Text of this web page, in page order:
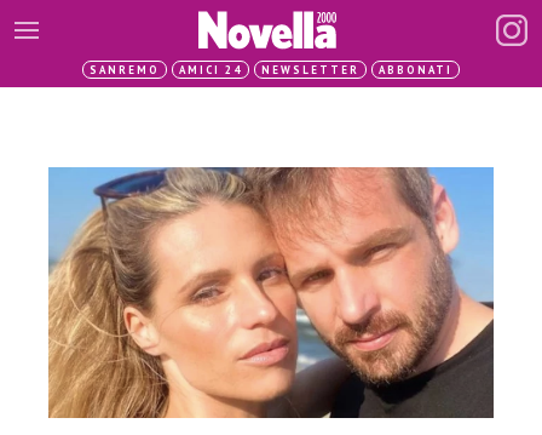
SANREMO AMICI 24 NEWSLETTER ABBONATI